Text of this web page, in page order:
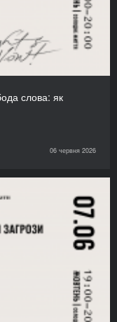
слова: як
06 червня 2026